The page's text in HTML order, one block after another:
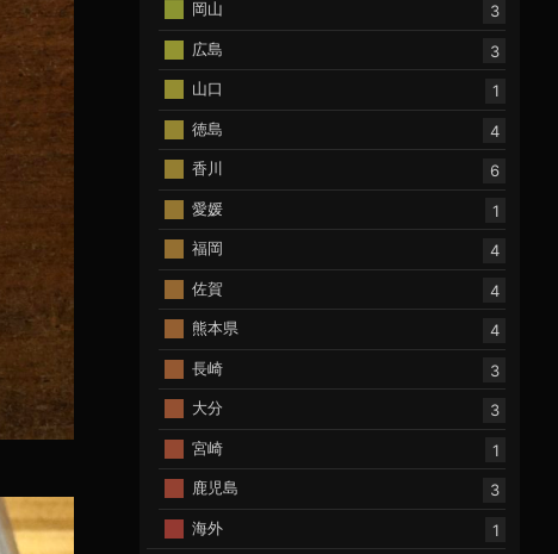
岡山
3
広島
3
山口
1
徳島
4
香川
6
愛媛
1
福岡
4
佐賀
4
熊本県
4
長崎
3
大分
3
宮崎
1
鹿児島
3
海外
1